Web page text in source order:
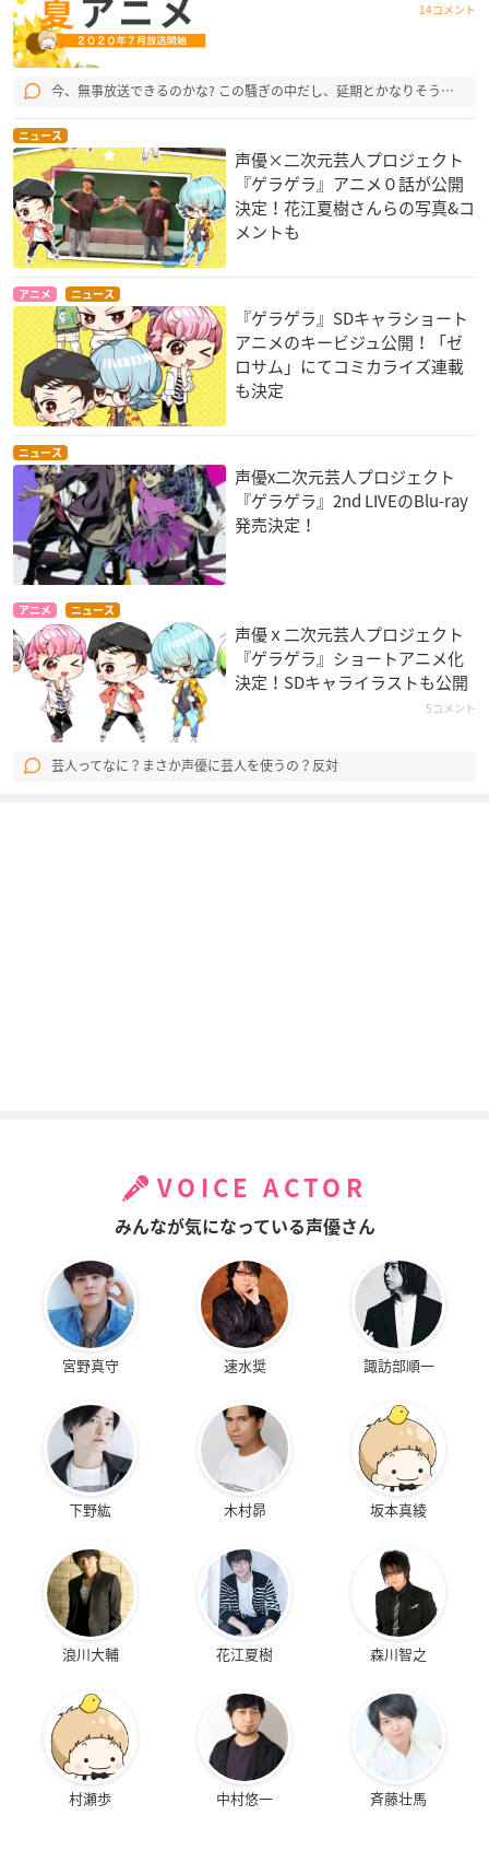
14コメント
今、無事放送できるのかな? この騒ぎの中だし、延期とかなりそう…
ニュース
声優×二次元芸人プロジェクト
『ゲラゲラ』アニメ０話が公開
決定！花江夏樹さんらの写真&コ
メントも
アニメ ニュース
『ゲラゲラ』SDキャラショート
アニメのキービジュ公開！「ゼ
ロサム」にてコミカライズ連載
も決定
ニュース
声優x二次元芸人プロジェクト
『ゲラゲラ』2nd LIVEのBlu-ray
発売決定！
アニメ ニュース
声優ｘ二次元芸人プロジェクト
『ゲラゲラ』ショートアニメ化
決定！SDキャライラストも公開
5コメント
芸人ってなに？まさか声優に芸人を使うの？反対
VOICE ACTOR
みんなが気になっている声優さん
宮野真守 速水奨 諏訪部順一
下野紘 木村昴 坂本真綾
浪川大輔 花江夏樹 森川智之
村瀬歩 中村悠一 斉藤壮馬